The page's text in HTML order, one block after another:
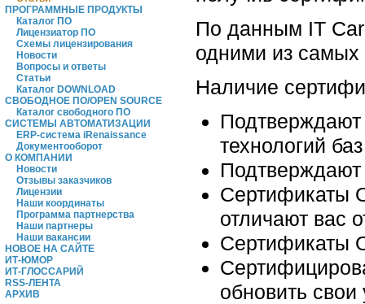
ПРОГРАММНЫЕ ПРОДУКТЫ
Каталог ПО
Лицензиатор ПО
Схемы лицензирования
Новости
Вопросы и ответы
Статьи
Каталог DOWNLOAD
СВОБОДНОЕ ПО/OPEN SOURCE
Каталог свободного ПО
СИСТЕМЫ АВТОМАТИЗАЦИИ
ERP-система iRenaissance
Документооборот
О КОМПАНИИ
Новости
Отзывы заказчиков
Лицензии
Наши координаты
Программа партнерства
Наши партнеры
Наши вакансии
НОВОЕ НА САЙТЕ
ИТ-ЮМОР
ИТ-ГЛОССАРИЙ
RSS-ЛЕНТА
АРХИВ
По данным IТ
одними из самых
Наличие
технологий
Подтверждают
Сертификаты
отличают вас
Сертификаты
обновить